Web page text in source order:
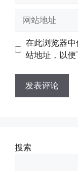
址
址
在此浏览器
站地址，以便
搜索